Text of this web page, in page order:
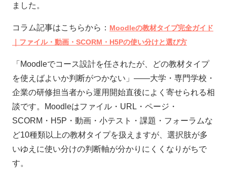
ました。
コラム記事はこちらから： Moodleの教材タイプ完全ガイド
｜ファイル・動画・SCORM・H5Pの使い分けと選び方
「Moodleでコース設計を任されたが、どの教材タイプ
を使えばよいか判断がつかない」——大学・専門学校・
企業の研修担当者から運用開始直後によく寄せられる相
談です。Moodleはファイル・URL・ページ・
SCORM・H5P・動画・小テスト・課題・フォーラムな
ど10種類以上の教材タイプを扱えますが、選択肢が多
いゆえに使い分けの判断軸が分かりにくくなりがちで
す。